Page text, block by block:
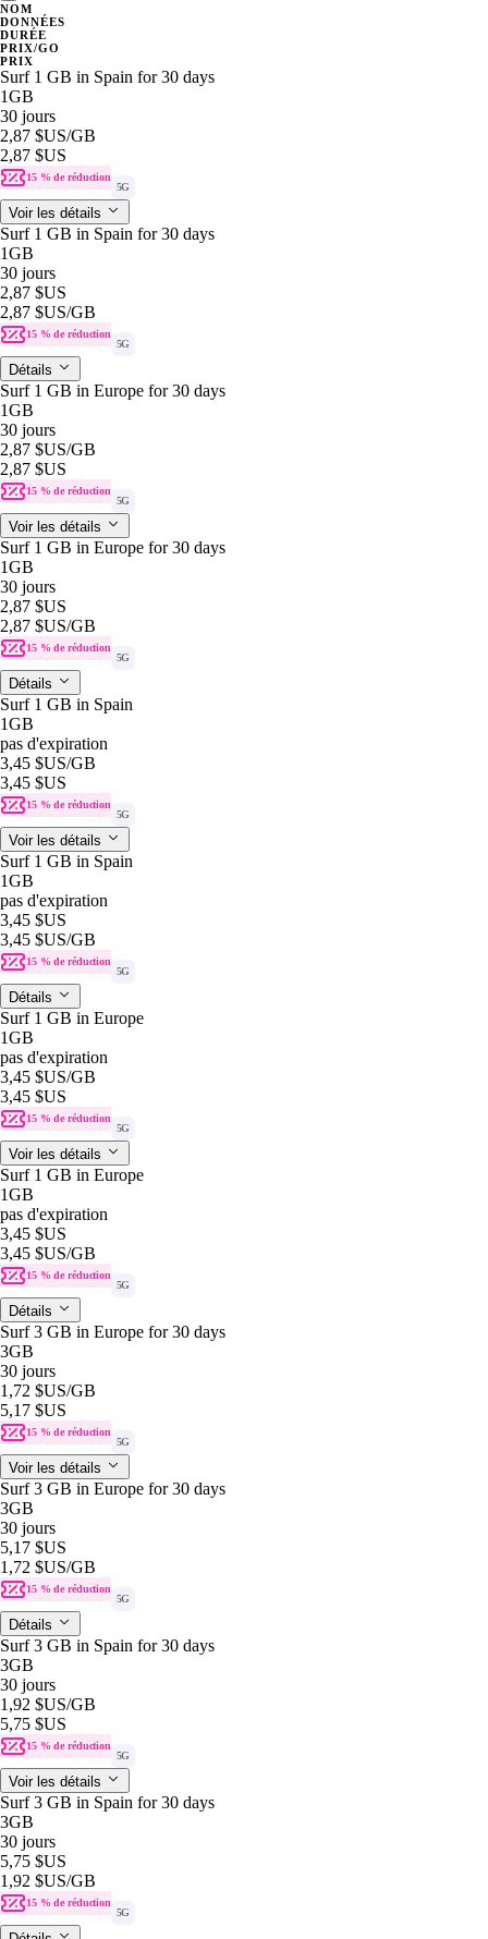
NOM
DONNÉES
DURÉE
PRIX/GO
PRIX
Surf 1 GB in Spain for 30 days
1GB
30 jours
2,87 $US/GB
2,87 $US
15 % de réduction
5G
Voir les détails
Surf 1 GB in Spain for 30 days
1GB
30 jours
2,87 $US
2,87 $US/GB
15 % de réduction
5G
Détails
Surf 1 GB in Europe for 30 days
1GB
30 jours
2,87 $US/GB
2,87 $US
15 % de réduction
5G
Voir les détails
Surf 1 GB in Europe for 30 days
1GB
30 jours
2,87 $US
2,87 $US/GB
15 % de réduction
5G
Détails
Surf 1 GB in Spain
1GB
pas d'expiration
3,45 $US/GB
3,45 $US
15 % de réduction
5G
Voir les détails
Surf 1 GB in Spain
1GB
pas d'expiration
3,45 $US
3,45 $US/GB
15 % de réduction
5G
Détails
Surf 1 GB in Europe
1GB
pas d'expiration
3,45 $US/GB
3,45 $US
15 % de réduction
5G
Voir les détails
Surf 1 GB in Europe
1GB
pas d'expiration
3,45 $US
3,45 $US/GB
15 % de réduction
5G
Détails
Surf 3 GB in Europe for 30 days
3GB
30 jours
1,72 $US/GB
5,17 $US
15 % de réduction
5G
Voir les détails
Surf 3 GB in Europe for 30 days
3GB
30 jours
5,17 $US
1,72 $US/GB
15 % de réduction
5G
Détails
Surf 3 GB in Spain for 30 days
3GB
30 jours
1,92 $US/GB
5,75 $US
15 % de réduction
5G
Voir les détails
Surf 3 GB in Spain for 30 days
3GB
30 jours
5,75 $US
1,92 $US/GB
15 % de réduction
5G